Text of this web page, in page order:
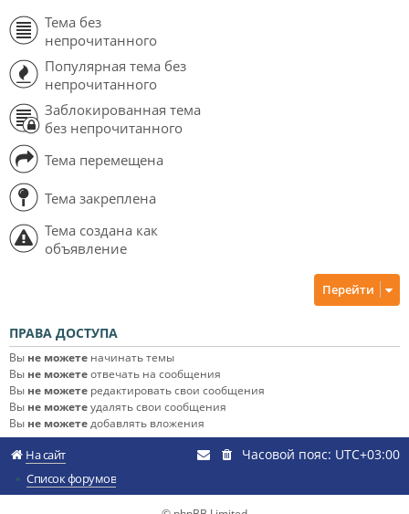
Тема без
непрочитанного
Популярная тема без
непрочитанного
Заблокированная тема
без непрочитанного
Тема перемещена
Тема закреплена
Тема создана как
объявление
Перейти
ПРАВА ДОСТУПА
Вы не можете начинать темы
Вы не можетеотвечать на сообщения
Вы не можете редактировать свои сообщения
Вы не можетеудалять свои сообщения
Вы не можетедобавлять вложения
На сайт
Список форумов
Часовой пояс: UTC+03:00